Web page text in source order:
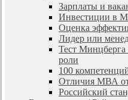
Зарплаты и
Инвестиции в
Оценка
Лидер или
Тест Минцберга
роли
100
Отличия МВА
Российский